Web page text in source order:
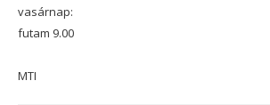
vasárnap:
futam 9.00
MTI